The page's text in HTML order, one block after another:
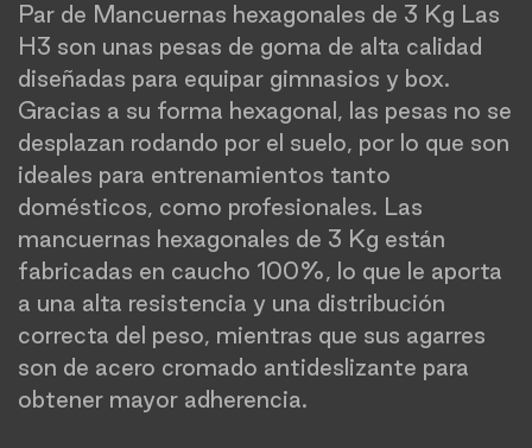
Par de Mancuernas hexagonales de 3 Kg Las
H3 son unas pesas de goma de alta calidad
diseñadas para equipar gimnasios y box.
Gracias a su forma hexagonal, las pesas no se
desplazan rodando por el suelo, por lo que son
ideales para entrenamientos tanto
domésticos, como profesionales. Las
mancuernas hexagonales de 3 Kg están
fabricadas en caucho 100%, lo que le aporta
a una alta resistencia y una distribución
correcta del peso, mientras que sus agarres
son de acero cromado antideslizante para
obtener mayor adherencia.